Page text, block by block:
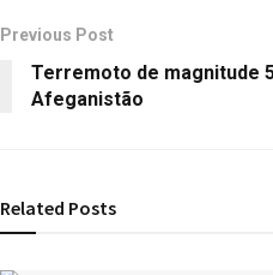
Previous Post
Terremoto de magnitude
Afeganistão
Related Posts